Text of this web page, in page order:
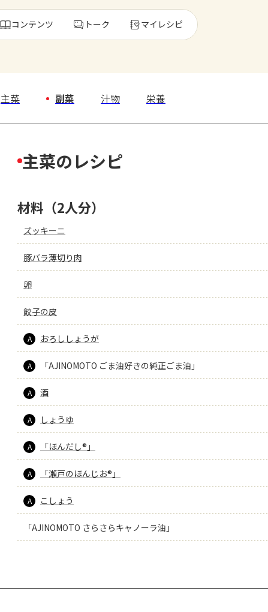
コンテンツ トーク マイレシピ
もっと見る
主菜 副菜 汁物 栄養
主菜のレシピ
材料（2人分）
ズッキーニ
豚バラ薄切り肉
卵
餃子の皮
A おろししょうが
A 「AJINOMOTO ごま油好きの純正ごま油」
A 酒
A しょうゆ
A 「ほんだし®」
A 「瀬戸のほんじお®」
A こしょう
「AJINOMOTO さらさらキャノーラ油」